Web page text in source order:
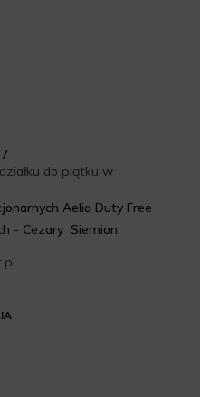
do piątku w
Aelia Duty Free
- Cezary Siemion: